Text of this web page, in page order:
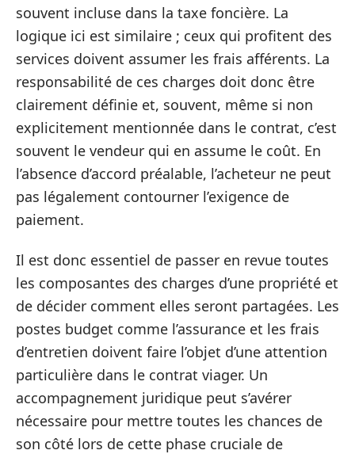
souvent incluse dans la taxe foncière. La
logique ici est similaire ; ceux qui profitent des
services doivent assumer les frais afférents. La
responsabilité de ces charges doit donc être
clairement définie et, souvent, même si non
explicitement mentionnée dans le contrat, c’est
souvent le vendeur qui en assume le coût. En
l’absence d’accord préalable, l’acheteur ne peut
pas légalement contourner l’exigence de
paiement.
Il est donc essentiel de passer en revue toutes
les composantes des charges d’une propriété et
de décider comment elles seront partagées. Les
postes budget comme l’assurance et les frais
d’entretien doivent faire l’objet d’une attention
particulière dans le contrat viager. Un
accompagnement juridique peut s’avérer
nécessaire pour mettre toutes les chances de
son côté lors de cette phase cruciale de